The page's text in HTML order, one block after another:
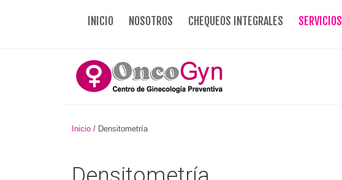
INICIO NOSOTROS CHEQUEOS INTEGRALES SERVICIOS
Inicio / Densitometría